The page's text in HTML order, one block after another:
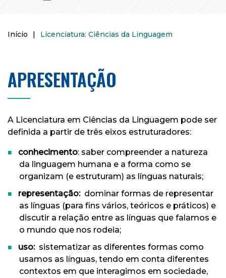
Início | Licenciatura: Ciências da Linguagem
APRESENTAÇÃO
A Licenciatura em Ciências da Linguagem pode ser
definida a partir de três eixos estruturadores:
conhecimento: saber compreender a natureza
da linguagem humana e a forma como se
organizam (e estruturam) as línguas naturais;
representação: dominar formas de representar
as línguas (para fins vários, teóricos e práticos) e
discutir a relação entre as línguas que falamos e
o mundo que nos rodeia;
uso: sistematizar as diferentes formas como
usamos as línguas, tendo em conta diferentes
contextos em que interagimos em sociedade,